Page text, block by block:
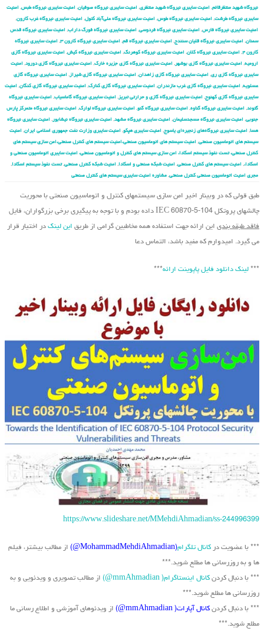
نیروگاه شهید منتظرقائم, امنیت سایبری نیروگاه شهید منتظری, امنیت سایبری نیروگاه صوفیان, امنیت سایبری نیروگاه طبس, امنیت
سایبری نیروگاه طرشت, امنیت سایبری نیروگاه طوس, امنیت سایبری نیروگاه علی‌آباد کتول, امنیت سایبری نیروگاه غرب کارون,
امنیت سایبری نیروگاه فارس, امنیت سایبری نیروگاه فردوسی, امنیت سایبری نیروگاه فورگ داراب, امنیت سایبری نیروگاه قدس
سمنان, امنیت سایبری نیروگاه قلیان سنندج, امنیت سایبری نیروگاه قم, امنیت سایبری نیروگاه کارون ۳ , امنیت سایبری نیروگاه
کارون ۴
, امنیت سایبری نیروگاه کلان, امنیت سایبری نیروگاه کوهرنگ, امنیت سایبری نیروگاه کیش, امنیت سایبری نیروگاه گازی
ارومیه, امنیت سایبری نیروگاه گازی بوشهر , امنیت سایبری نیروگاه گازی جزیره خارک, امنیت سایبری نیروگاه گازی دورود, امنیت
سایبری نیروگاه گازی ری, امنیت سایبری نیروگاه گازی زاهدان, امنیت سایبری نیروگاه گازی شیراز , امنیت سایبری نیروگاه گازی
عسلویه, امنیت سایبری نیروگاه گازی غرب مازندران, امنیت سایبری نیروگاه گازی کنارک, امنیت سایبری نیروگاه گازی کنگان, امنیت
سایبری نیروگاه گازی کهنوج, امنیت سایبری نیروگاه گازی و حرارتی تبریز , امنیت سایبری نیروگاه گاماسیاب, امنیت سایبری نیروگاه
گتوند, امنیت سایبری نیروگاه گناوه, امنیت سایبری نیروگاه گنو, امنیت سایبری نیروگاه لوارک, امنیت سایبری نیروگاه متمرکز پارس
جنوبی, امنیت سایبری نیروگاه مسجدسلیمان, امنیت سایبری نیروگاه مشهد, امنیت سایبری نیروگاه نیشابور , امنیت سایبری نیروگاه
هسا, امنیت سایبری نیروگاه‌های زنجیره‌ای یاسوج, امنیت سایبری هپکو, امنیت سایبری وزارت نفت جمهوری اسلامی ایران, امنیت
سیستم های اتوماسیون صنعتی, امنیت سیستم های اتوماسیون صنعتی،امنیت سیستم های کنترل صنعتی،امن سازی سیستم های
کنترل صنعتی، تست نفوذ سیستم اسکادا، امن سازی سیستم های کنترل و اتوماسیون صنعتی، امنیت سایبری اتوماسیون صنعتی و
اسکادا،, امنیت سیستم های کنترل صنعتی, امنیت شبکه صنعتی و اسکادا, امنیت شبکه کنترل صنعتی,تست نفوذ سیستم اسکادا,
مجری امنیت اتوماسیون صنعتی کنترل صنعتی, مشاوره امنیت سایبری سیستم های کنترل صنعتی
طبق قولی که در وبینار اخیر امن سازی سیستم‏های کنترل و اتوماسیون صنعتی با محوریت
چالشهای پروتکل IEC 60870-5-104 داده بودم و با توجه به پیگیری برخی بزرگواران، فایل
فاقد طبقه بندی این ارائه جهت استفاده همه مخاطبین گرامی از طریق این لینک در اختیار قرار
می گیرد. امیدوارم که مفید باشد، التماس دعا
*** لینک دانلود فایل پاپوینت ارائه***
https://www.slideshare.net/MMehdiAhmadian/ss-244996399
*** با عضویت در کانال تلگرام(MohammadMehdiAhmadian@)
از مطالب بیشتر، فیلم
ها و به روزرسانی ها مطلع شوید.***
*** با دنبال کردن کانال اینستاگرام( mmAhmadian@)
از مطالب تصویری و ویدئویی و به
روزرسانی ها مطلع شوید.***
*** با دنبال کردن کانال آپارات( mmAhmadian@)
از ویدئوهای آموزشی و اطلاع رسانی ما
مطلع شوید.***